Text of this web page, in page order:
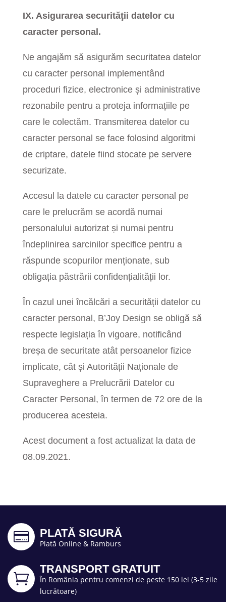
IX. Asigurarea securităţii datelor cu
caracter personal.
Ne angajăm să asigurăm securitatea datelor
cu caracter personal implementând
proceduri fizice, electronice și administrative
rezonabile pentru a proteja informațiile pe
care le colectăm. Transmiterea datelor cu
caracter personal se face folosind algoritmi
de criptare, datele fiind stocate pe servere
securizate.
Accesul la datele cu caracter personal pe
care le prelucrăm se acordă numai
personalului autorizat și numai pentru
îndeplinirea sarcinilor specifice pentru a
răspunde scopurilor menționate, sub
obligația păstrării confidențialității lor.
În cazul unei încălcări a securității datelor cu
caracter personal, B’Joy Design se obligă să
respecte legislația în vigoare, notificând
breșa de securitate atât persoanelor fizice
implicate, cât și Autorității Naționale de
Supraveghere a Prelucrării Datelor cu
Caracter Personal, în termen de 72 ore de la
producerea acesteia.
Acest document a fost actualizat la data de
08.09.2021.
 PLATĂ SIGURĂ
Plată Online & Ramburs

TRANSPORT GRATUIT
În România pentru comenzi de peste 150 lei (3-5 zile
lucrătoare)